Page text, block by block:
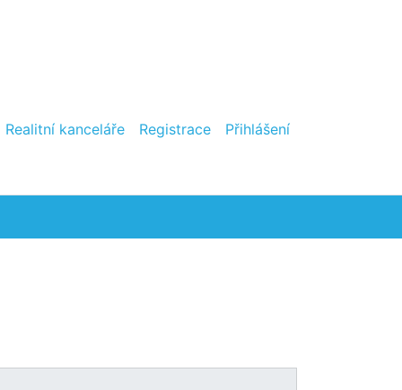
Realitní kanceláře Registrace Přihlášení